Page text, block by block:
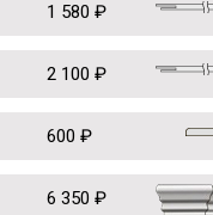
1 580 ₽
2 100 ₽
600 ₽
6 350 ₽